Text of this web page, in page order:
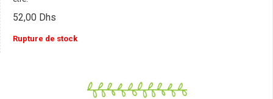
52,00 Dhs
Rupture de stock